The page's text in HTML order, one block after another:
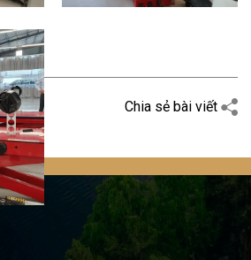
Chia sẻ bài viết